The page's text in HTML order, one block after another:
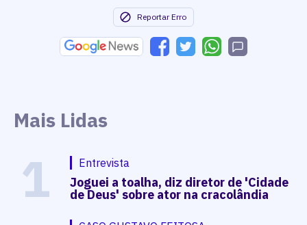
Reportar Erro
Mais Lidas
1 Entrevista
Joguei a toalha, diz diretor de 'Cidade
de Deus' sobre ator na cracolândia